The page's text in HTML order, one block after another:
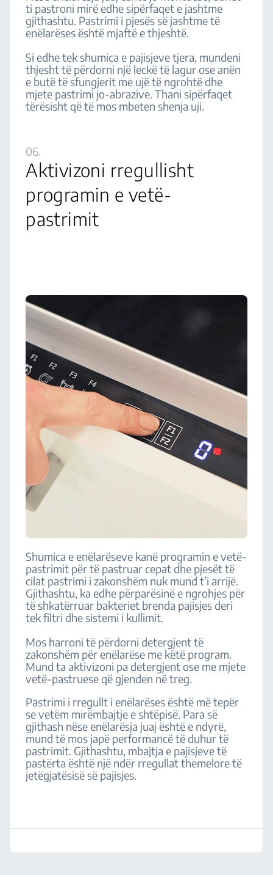
ti pastroni mirë edhe sipërfaqet e jashtme
gjithashtu. Pastrimi i pjesës së jashtme të
enëlarëses është mjaftë e thjeshtë.
Si edhe tek shumica e pajisjeve tjera, mundeni
thjesht të përdorni një leckë të lagur ose anën
e butë të sfungjerit me ujë të ngrohtë dhe
mjete pastrimi jo-abrazive. Thani sipërfaqet
tërësisht që të mos mbeten shenja uji.
06.
Aktivizoni rregullisht
programin e vetë-
pastrimit
Shumica e enëlarëseve kanë programin e vetë-
pastrimit për të pastruar cepat dhe pjesët të
cilat pastrimi i zakonshëm nuk mund t’i arrijë.
Gjithashtu, ka edhe përparësinë e ngrohjes për
të shkatërruar bakteriet brenda pajisjes deri
tek filtri dhe sistemi i kullimit.
Mos harroni të përdorni detergjent të
zakonshëm për enëlarëse me këtë program.
Mund ta aktivizoni pa detergjent ose me mjete
vetë-pastruese që gjenden në treg.
Pastrimi i rregullt i enëlarëses është më tepër
se vetëm mirëmbajtje e shtëpisë. Para së
gjithash nëse enëlarësja juaj është e ndyrë,
mund të mos japë performancë të duhur të
pastrimit. Gjithashtu, mbajtja e pajisjeve të
pastërta është një ndër rregullat themelore të
jetëgjatësisë së pajisjes.